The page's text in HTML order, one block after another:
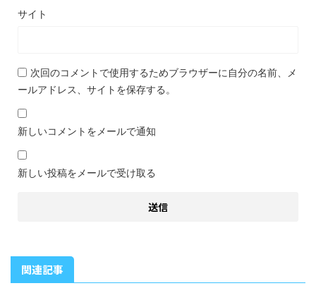
サイト
次回のコメントで使用するためブラウザーに自分の名前、メ
ールアドレス、サイトを保存する。
新しいコメントをメールで通知
新しい投稿をメールで受け取る
関連記事